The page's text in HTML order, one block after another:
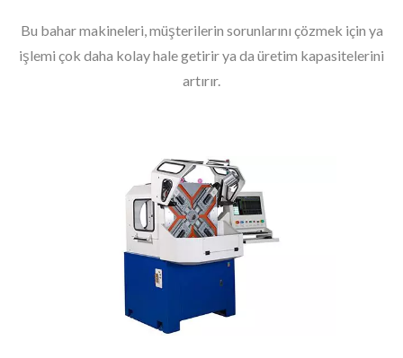
Bu bahar makineleri, müşterilerin sorunlarını çözmek için ya
işlemi çok daha kolay hale getirir ya da üretim kapasitelerini
artırır.